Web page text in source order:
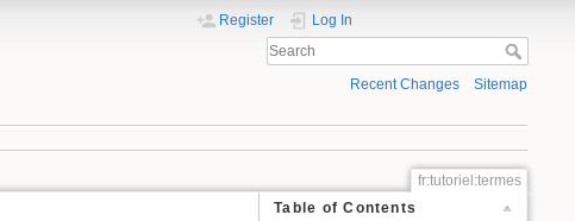
Register Log In
Recent Changes Sitemap
fr:tutoriel:termes
Table of Contents